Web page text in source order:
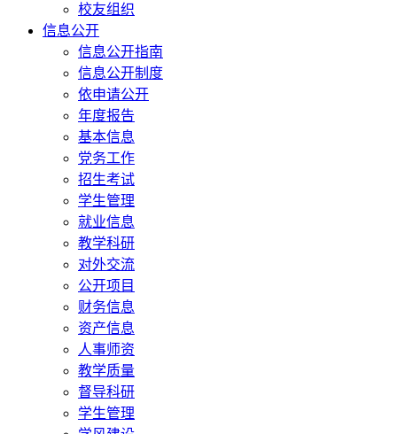
校友组织
信息公开
信息公开指南
信息公开制度
依申请公开
年度报告
基本信息
党务工作
招生考试
学生管理
就业信息
教学科研
对外交流
公开项目
财务信息
资产信息
人事师资
教学质量
督导科研
学生管理